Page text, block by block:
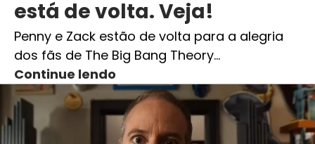
está de volta. Veja!
Penny e Zack estão de volta para a alegria
dos fãs de The Big Bang Theory…
Continue lendo